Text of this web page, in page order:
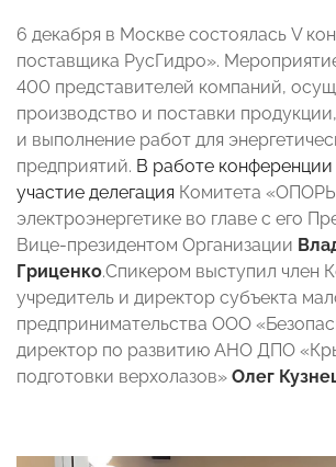
6 декабря в Москве состоялась V
поставщика РусГидро».
400 представителей компаний,
производство и поставки
и выполнение работ для
предприятий. В работе конференции
участие делегация Комитета
электроэнергетике во главе с его
Вице-президентом Организации
Гриценко.Спикером выступил член
учредитель и директор субъекта
предпринимательства ООО
директор по развитию АНО ДПО
подготовки верхолазов» Олег